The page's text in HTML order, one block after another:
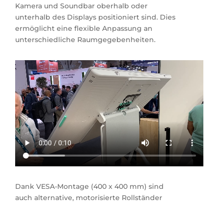
Kamera und Soundbar oberhalb oder
unterhalb des Displays positioniert sind. Dies
ermöglicht eine flexible Anpassung an
unterschiedliche Raumgegebenheiten.
Dank VESA-Montage (400 x 400 mm) sind
auch alternative, motorisierte Rollständer